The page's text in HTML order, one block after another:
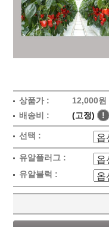
상품가 : 12,000원
배송비 : (고정) !
선택 :
유알플러그 :
유알블럭 :